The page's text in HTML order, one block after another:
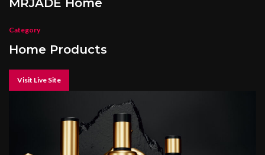
MRJADE Home
Category
Home Products
Visit Live Site